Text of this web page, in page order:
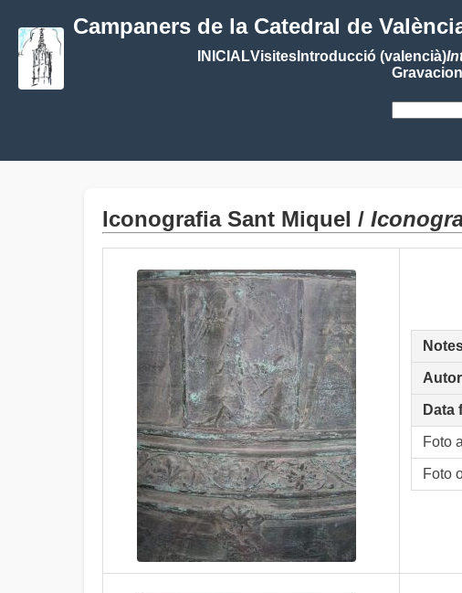
Campaners de la Catedral de
INICIALVisitesIntroducció (valencià)
Iconografia Sant Miquel /
Data
Foto
Foto